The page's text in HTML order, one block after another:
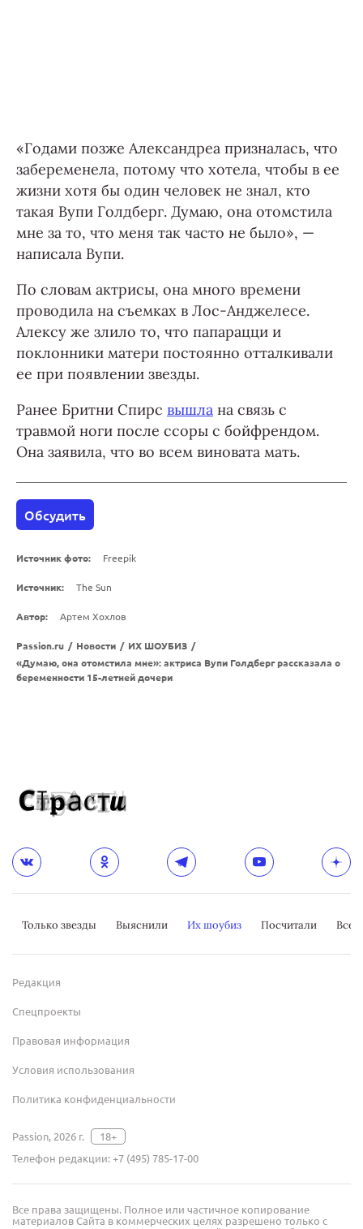
«Годами позже Александреа призналась, что
забеременела, потому что хотела, чтобы в ее
жизни хотя бы один человек не знал, кто
такая Вупи Голдберг. Думаю, она отомстила
мне за то, что меня так часто не было», —
написала Вупи.
По словам актрисы, она много времени
проводила на съемках в Лос-Анджелесе.
Алексу же злило то, что папарацци и
поклонники матери постоянно отталкивали
ее при появлении звезды.
Ранее Бритни Спирс вышла на связь с
травмой ноги после ссоры с бойфрендом.
Она заявила, что во всем виновата мать.
Обсудить
Источник фото: Freepik
Источник: The Sun
Автор: Артем Хохлов
Passion.ru / Новости / ИХ ШОУБИЗ /
«Думаю, она отомстила мне»: актриса Вупи Голдберг рассказала о
беременности 15-летней дочери
Только звезды Выяснили Их шоубиз Посчитали
Редакция
Спецпроекты
Правовая информация
Условия использования
Политика конфиденциальности
Passion, 2026 г.
18+
Телефон редакции:+7 (495) 785-17-00
Все права защищены. Полное или частичное копирование
материалов Сайта в коммерческих целях разрешено только с